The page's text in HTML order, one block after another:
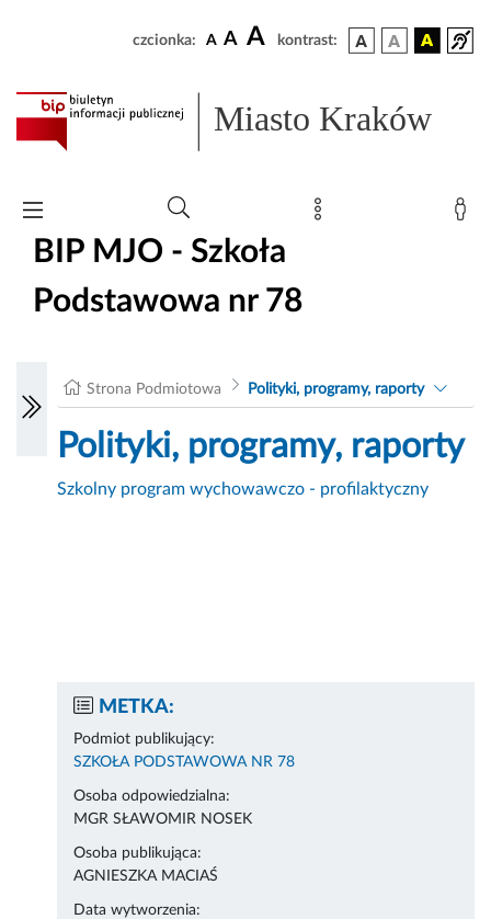
czcionka: A A A kontrast:
Miasto Kraków
BIP MJO - Szkoła
Podstawowa nr 78
Strona Podmiotowa Polityki, programy, raporty
Polityki, programy, raporty
Szkolny program wychowawczo - profilaktyczny
METKA:
Podmiot publikujący:
SZKOŁA PODSTAWOWA NR 78
Osoba odpowiedzialna:
MGR SŁAWOMIR NOSEK
Osoba publikująca:
AGNIESZKA MACIAŚ
Data wytworzenia: